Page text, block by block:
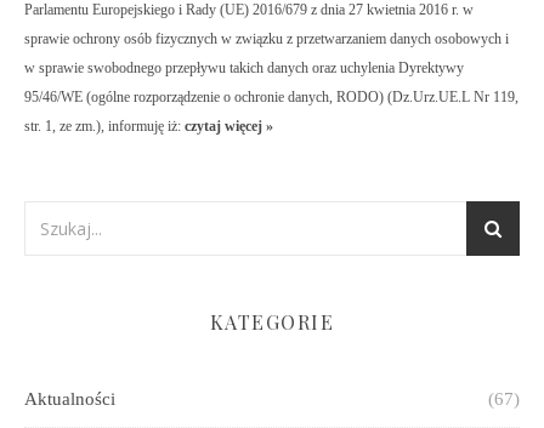
Parlamentu Europejskiego i Rady (UE) 2016/679 z dnia 27 kwietnia 2016 r. w
sprawie ochrony osób fizycznych w związku z przetwarzaniem danych osobowych i
w sprawie swobodnego przepływu takich danych oraz uchylenia Dyrektywy
95/46/WE (ogólne rozporządzenie o ochronie danych, RODO) (Dz.Urz.UE.L Nr 119,
str. 1, ze zm.), informuję iż: czytaj więcej »
KATEGORIE
Aktualności (67)